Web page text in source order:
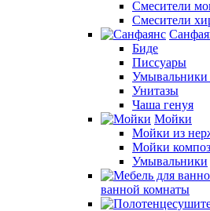
Смесители
Смесители
Биде
Писсуары
Умывальники
Унитазы
Чаша генуя
Мойки
Мойки из
Мойки
Умывальники
ванной комнаты